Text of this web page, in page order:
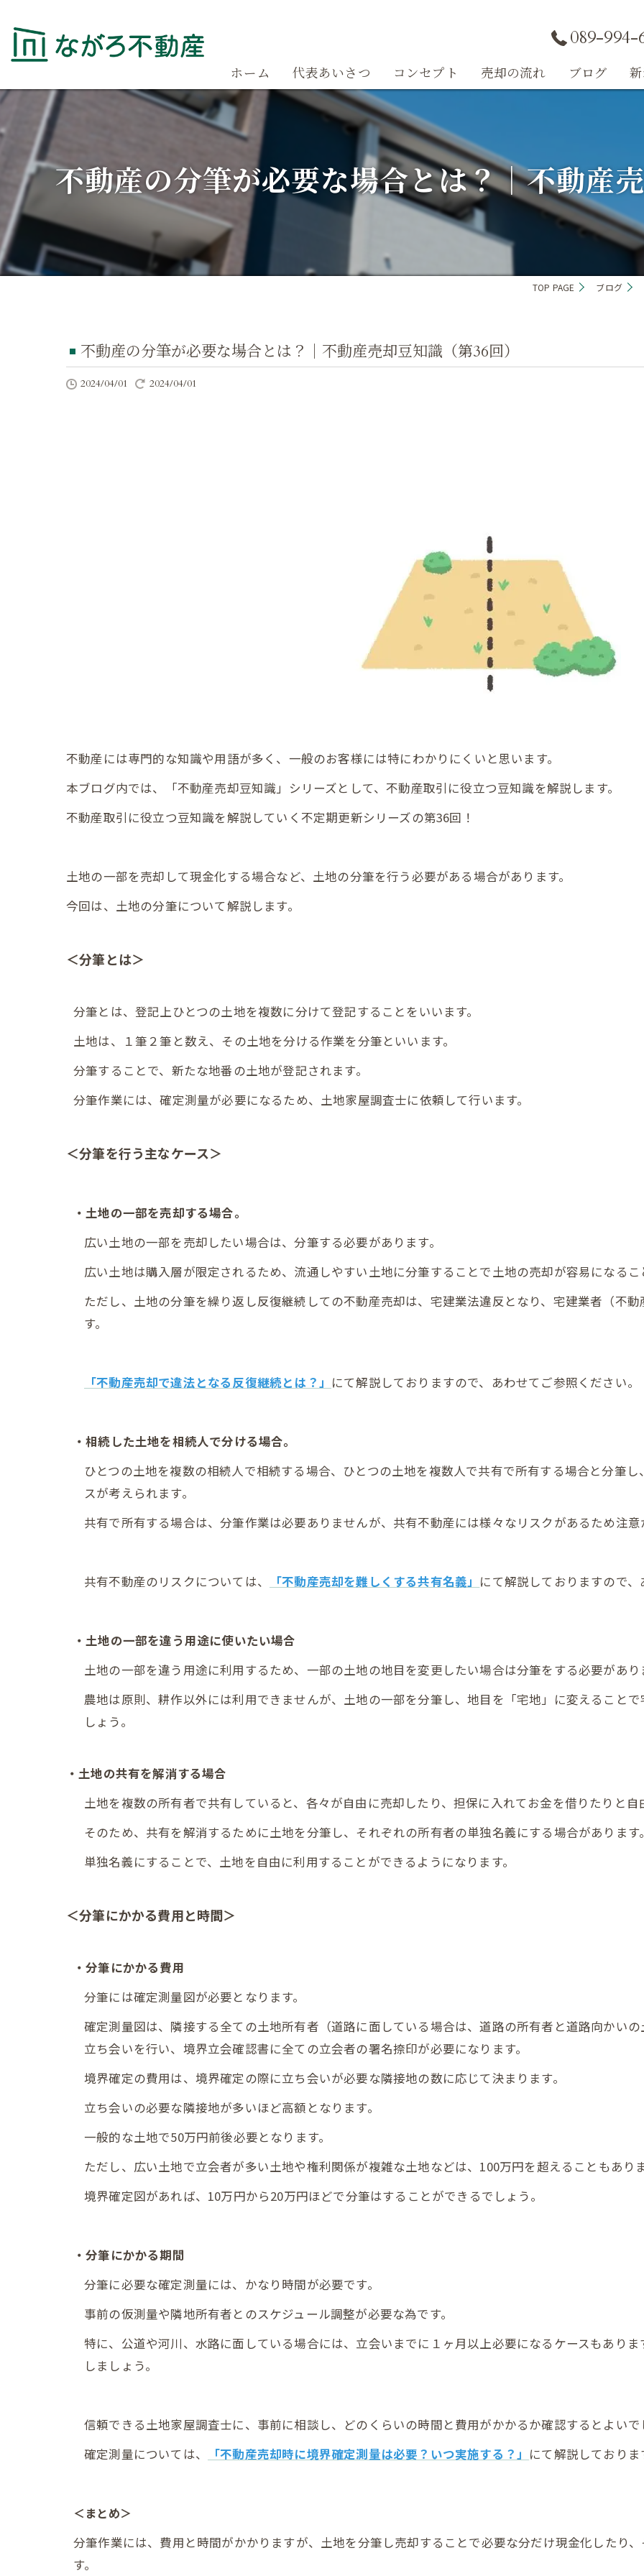
089-994-
ホーム 代表あいさつ コンセプト 売却の流れ ブログ
不動産の分筆が必要な場合とは？｜不動産
TOP PAGE ブログ
不動産の分筆が必要な場合とは？｜不動産売却豆知識（第36回）
2024/04/01 2024/04/01
不動産には専門的な知識や用語が多く、一般のお客様には特にわかりにくいと思います。
本ブログ内では、「不動産売却豆知識」シリーズとして、不動産取引に役立つ豆知識を解説します。
不動産取引に役立つ豆知識を解説していく不定期更新シリーズの第36回！
土地の一部を売却して現金化する場合など、土地の分筆を行う必要がある場合があります。
今回は、土地の分筆について解説します。
＜分筆とは＞
分筆とは、登記上ひとつの土地を複数に分けて登記することをいいます。
土地は、１筆２筆と数え、その土地を分ける作業を分筆といいます。
分筆することで、新たな地番の土地が登記されます。
分筆作業には、確定測量が必要になるため、土地家屋調査士に依頼して行います。
＜分筆を行う主なケース＞
・土地の一部を売却する場合。
広い土地の一部を売却したい場合は、分筆する必要があります。
広い土地は購入層が限定されるため、流通しやすい土地に分筆することで土地の売却が容易になるこ
ただし、土地の分筆を繰り返し反復継続しての不動産売却は、宅建業法違反となり、宅建業者（不
す。
「不動産売却で違法となる反復継続とは？」 にて解説しておりますので、あわせてご参照ください。
・相続した土地を相続人で分ける場合。
ひとつの土地を複数の相続人で相続する場合、ひとつの土地を複数人で共有で所有する場合と分筆
スが考えられます。
共有で所有する場合は、分筆作業は必要ありませんが、共有不動産には様々なリスクがあるため注意
共有不動産のリスクについては、 「不動産売却を難しくする共有名義」 にて解説しておりますので、
・土地の一部を違う用途に使いたい場合
土地の一部を違う用途に利用するため、一部の土地の地目を変更したい場合は分筆をする必要があり
農地は原則、耕作以外には利用できませんが、土地の一部を分筆し、地目を「宅地」に変えること
しょう。
・土地の共有を解消する場合
土地を複数の所有者で共有していると、各々が自由に売却したり、担保に入れてお金を借りたりと自
そのため、共有を解消するために土地を分筆し、それぞれの所有者の単独名義にする場合があります。
単独名義にすることで、土地を自由に利用することができるようになります。
＜分筆にかかる費用と時間＞
・分筆にかかる費用
分筆には確定測量図が必要となります。
確定測量図は、隣接する全ての土地所有者（道路に面している場合は、道路の所有者と道路向かい
立ち会いを行い、境界立会確認書に全ての立会者の署名捺印が必要になります。
境界確定の費用は、境界確定の際に立ち会いが必要な隣接地の数に応じて決まります。
立ち会いの必要な隣接地が多いほど高額となります。
一般的な土地で50万円前後必要となります。
ただし、広い土地で立会者が多い土地や権利関係が複雑な土地などは、100万円を超えることもありま
境界確定図があれば、10万円から20万円ほどで分筆はすることができるでしょう。
・分筆にかかる期間
分筆に必要な確定測量には、かなり時間が必要です。
事前の仮測量や隣地所有者とのスケジュール調整が必要な為です。
特に、公道や河川、水路に面している場合には、立会いまでに１ヶ月以上必要になるケースもあり
しましょう。
信頼できる土地家屋調査士に、事前に相談し、どのくらいの時間と費用がかかるか確認するとよいで
確定測量については、
「不動産売却時に境界確定測量は必要？いつ実施する？」 にて解説しておりま
＜まとめ＞
分筆作業には、費用と時間がかかりますが、土地を分筆し売却することで必要な分だけ現金化したり
す。